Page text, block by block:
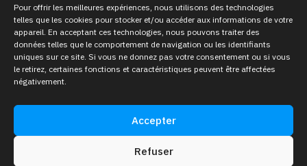
Pour offrir les meilleures expériences, nous utilisons des technologies
telles que les cookies pour stocker et/ou accéder aux informations de votre
appareil. En acceptant ces technologies, nous pouvons traiter des
données telles que le comportement de navigation ou les identifiants
uniques sur ce site. Si vous ne donnez pas votre consentement ou si vous
le retirez, certaines fonctions et caractéristiques peuvent être affectées
négativement.
Accepter
Refuser
Mon Plaisir 89 B,
4879 AM Etten-Leur
Belgique
Visite sur rendez-vous
Keizershofdijk 2A,
2222 Itegem
Visite sur rendez-vous
75013 Paris
8Z Akropoleos Avenue,
2006 Strovolos, Nicosia
Grèce
Visite sur rendez-vous